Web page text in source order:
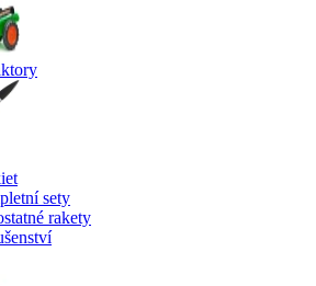
sety
rakety